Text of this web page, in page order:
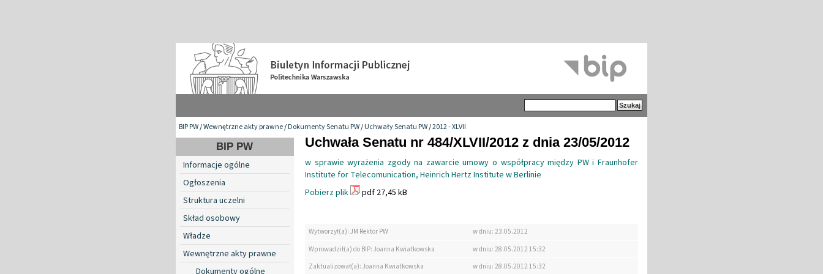
BIP PW/Wewnętrzne akty prawne/Dokumenty Senatu PW/Uchwały Senatu PW/2012 - XLVII
BIP PW
Informacje ogólne
Ogłoszenia
Struktura uczelni
Skład osobowy
Władze
Wewnętrzne akty prawne
Dokumenty ogólne
Uchwała Senatu nr 484/XLVII/2012 z dnia 23/05/2012
w sprawie wyrażenia zgody na zawarcie umowy o współpracy między PW i Fraunhofer
Institute for Telecomunication, Heinrich Hertz Institute w Berlinie
Pobierz plik
pdf 27,45 kB
Wytworzył(a): JM Rektor PW
w dniu: 23.05.2012
Wprowadził(a) do BIP: Joanna Kwiatkowska
w dniu: 28.05.2012 15:32
Zaktualizował(a): Joanna Kwiatkowska
w dniu: 28.05.2012 15:32